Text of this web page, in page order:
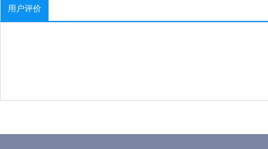
用户评价